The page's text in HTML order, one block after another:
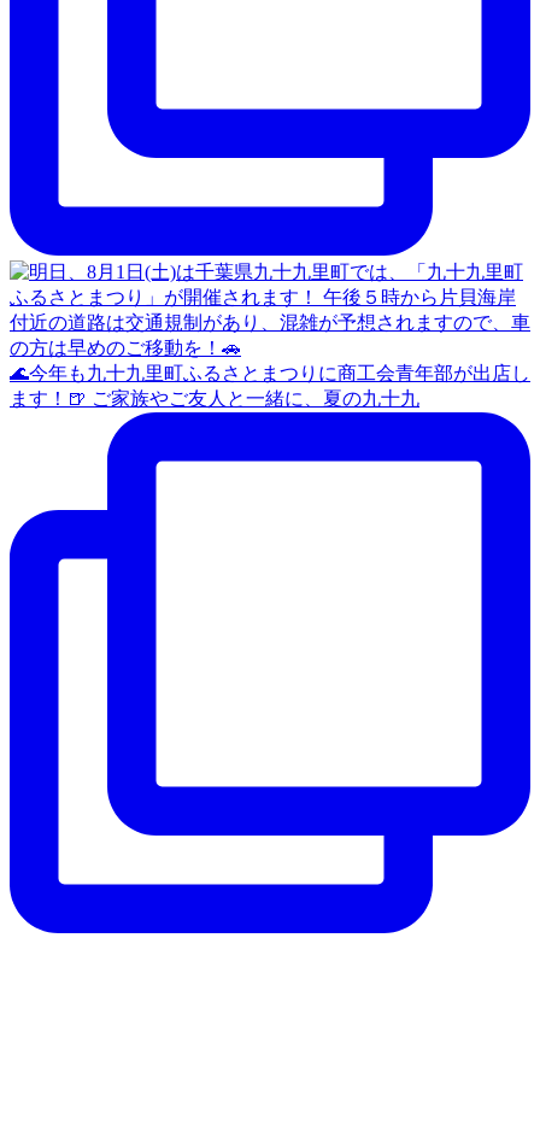
🌊今年も九十九里町ふるさとまつりに商工会青年部が出店し
ます！🍺 ご家族やご友人と一緒に、夏の九十九